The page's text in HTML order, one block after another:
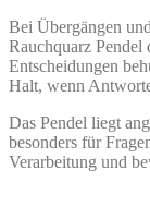
Bei Übergängen
Rauchquarz
Entscheidungen
Halt, wenn
Das Pendel liegt
besonders für
Verarbeitung und